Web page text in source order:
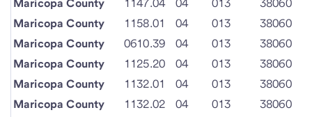
Maricopa County
1147.04 04 013
38060
Maricopa County
1158.01 04 013
38060
Maricopa County
0610.39 04 013
38060
Maricopa County
1125.20 04 013
38060
Maricopa County
1132.01 04 013
38060
Maricopa County
1132.02 04 013
38060